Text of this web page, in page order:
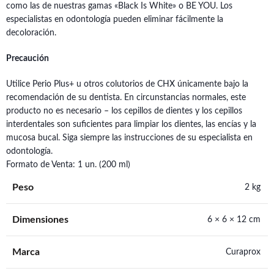
como las de nuestras gamas «Black Is White» o BE YOU. Los
especialistas en odontología pueden eliminar fácilmente la
decoloración.
Precaución
Utilice Perio Plus+ u otros colutorios de CHX únicamente bajo la
recomendación de su dentista. En circunstancias normales, este
producto no es necesario – los cepillos de dientes y los cepillos
interdentales son suficientes para limpiar los dientes, las encías y la
mucosa bucal. Siga siempre las instrucciones de su especialista en
odontología.
Formato de Venta: 1 un. (200 ml)
Peso 2 kg
Dimensiones 6 × 6 × 12 cm
Marca Curaprox